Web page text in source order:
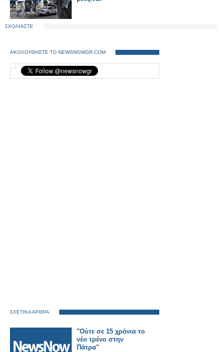
ΣΧΟΛΙΑΣΤΕ
ΑΚΟΛΟΥΘΗΣΤΕ ΤΟ NEWSNOWGR.COM
ΣΧΕΤΙΚΑ ΑΡΘΡΑ
"Ούτε σε 15 χρόνια το
νέο τρένο στην
Πάτρα"